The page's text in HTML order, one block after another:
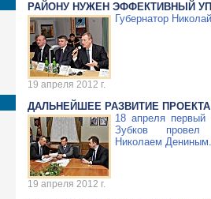
РАЙОНУ НУЖЕН ЭФФЕКТИВНЫЙ
Губернатор
19 апреля 2012 г.
ДАЛЬНЕЙШЕЕ РАЗВИТИЕ ПРОЕКТА
18 апреля первый
Зубков
Николаем Дениным.
19 апреля 2012 г.